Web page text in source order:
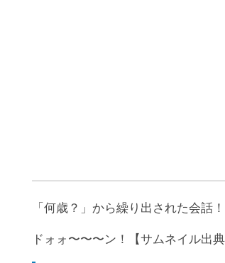
「何歳？」から繰り出された会話
ドォォ〜〜〜ン！【サムネイル出典